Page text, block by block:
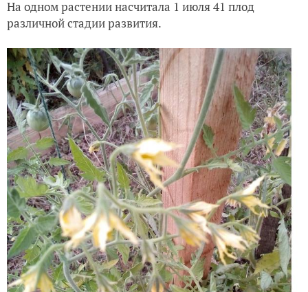
На одном растении насчитала 1 июля 41 плод
различной стадии развития.